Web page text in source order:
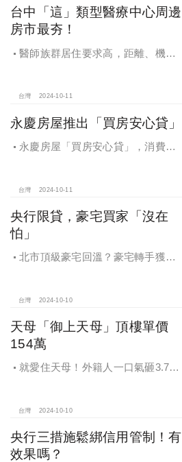
台中「這」類型醫療中心周邊
房市最夯！
醫師族群居住要求高，距離、機能
台灣 2024-10-11
永慶房屋推出「買房安心貸」
永慶房屋「買房安心貸」，消費者
產交易安全
台灣 2024-10-11
央行限貸，豪宅買家「沒在
怕」
北市頂級豪宅回溫？豪宅轉手獲利
台灣 2024-10-10
天母「御上天母」頂樓單價
154萬
就愛住天母！外籍人一口氣砸3.78
台灣 2024-10-10
央行三措施鬆綁信用管制！有
效果嗎？